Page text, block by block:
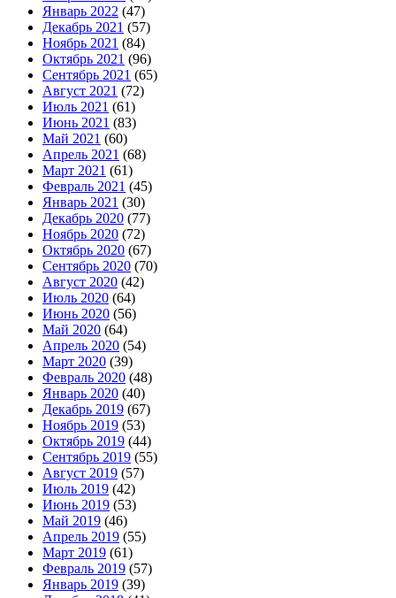
Январь 2022 (47)
Декабрь 2021 (57)
Ноябрь 2021 (84)
Октябрь 2021 (96)
Сентябрь 2021 (65)
Август 2021 (72)
Июль 2021 (61)
Июнь 2021 (83)
Май 2021 (60)
Апрель 2021 (68)
Март 2021 (61)
Февраль 2021 (45)
Январь 2021 (30)
Декабрь 2020 (77)
Ноябрь 2020 (72)
Октябрь 2020 (67)
Сентябрь 2020 (70)
Август 2020 (42)
Июль 2020 (64)
Июнь 2020 (56)
Май 2020 (64)
Апрель 2020 (54)
Март 2020 (39)
Февраль 2020 (48)
Январь 2020 (40)
Декабрь 2019 (67)
Ноябрь 2019 (53)
Октябрь 2019 (44)
Сентябрь 2019 (55)
Август 2019 (57)
Июль 2019 (42)
Июнь 2019 (53)
Май 2019 (46)
Апрель 2019 (55)
Март 2019 (61)
Февраль 2019 (57)
Январь 2019 (39)